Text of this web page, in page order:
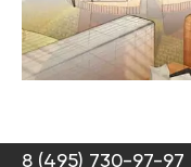
8 (495) 730-97-97